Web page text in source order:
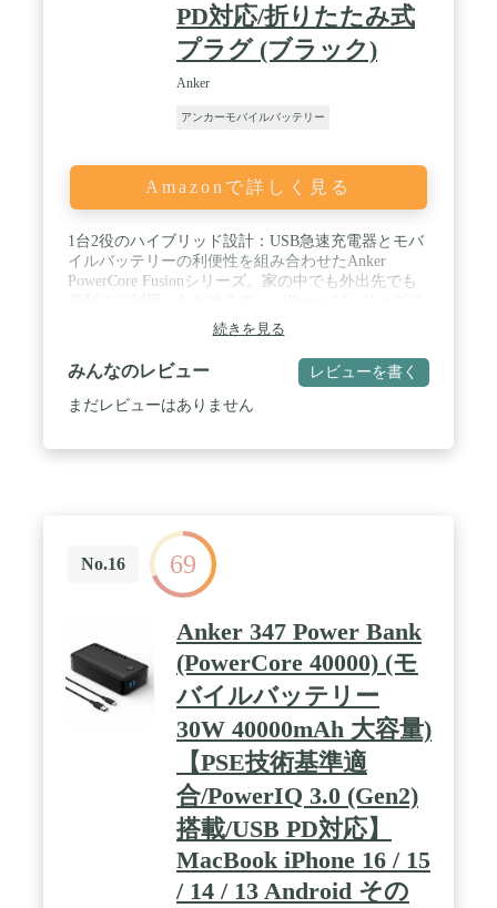
PD対応/折りたたみ式
プラグ (ブラック)
Anker
アンカーモバイルバッテリー
Amazonで詳しく見る
1台2役のハイブリッド設計：USB急速充電器とモバ
イルバッテリーの利便性を組み合わせたAnker
PowerCore Fusionシリーズ。家の中でも外出先でも
も急速充電：充電器としては最大45W、モバイルバ
ッテリーとしても最大20W出力でiPhone 14シリーズ
へ急速充電。一般的な5W出力の充電器に比べ約3倍
速く充電できます。 / 2台同時充電：2つのUSB-Cポ
ートを搭載し、合計最大45W出力でiPhoneと
電が可能。スマホなどに充電器として使用しつつモ
バイルバッテリーにも充電されるため、充電忘れの
心配がありません。
続きを見る
みんなのレビュー レビューを書く
まだレビューはありません
No.16 69
Anker 347 Power Bank
(PowerCore 40000) (モ
バイルバッテリー
30W 40000mAh 大容量)
【PSE技術基準適
合/PowerIQ 3.0 (Gen2)
搭載/USB PD対応】
MacBook iPhone 16 / 15
/ 14 / 13 Android その